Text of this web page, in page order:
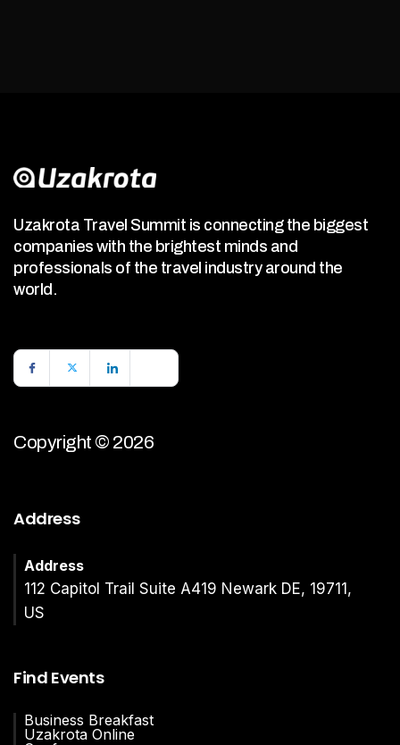
Uzakrota Travel Summit is connecting the biggest
companies with the brightest minds and
professionals of the travel industry around the
world.
Copyright © 2026
Address
Address
112 Capitol Trail Suite A419 Newark DE, 19711,
US
Find Events
Business Breakfast
Uzakrota Online